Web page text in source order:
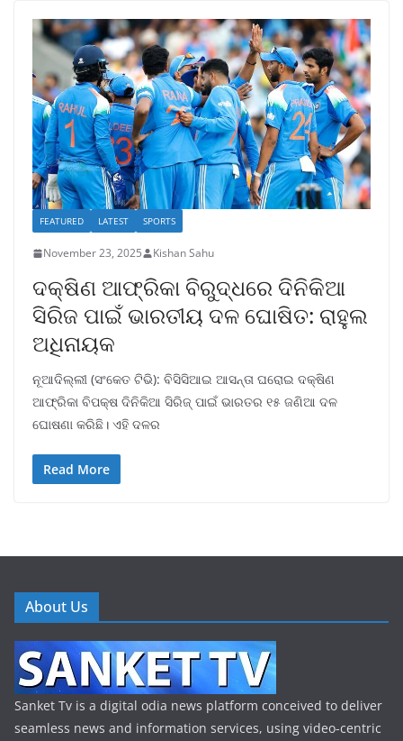
FEATURED LATEST SPORTS
November 23, 2025 Kishan Sahu
ଦକ୍ଷିଣ ଆଫ୍ରିକା ବିରୁଦ୍ଧରେ ଦିନିକିଆ
ସିରିଜ ପାଇଁ ଭାରତୀୟ ଦଳ ଘୋଷିତ: ରାହୁଲ
ଅଧିନାୟକ
ନୂଆଦିଲ୍ଲୀ (ସଂକେତ ଟିଭି): ବିସିସିଆଇ ଆସନ୍ତା ଘରୋଇ ଦକ୍ଷିଣ
ଆଫ୍ରିକା ବିପକ୍ଷ ଦିନିକିଆ ସିରିଜ୍ ପାଇଁ ଭାରତର ୧୫ ଜଣିଆ ଦଳ
ଘୋଷଣା କରିଛି। ଏହି ଦଳର
Read More
About Us
Sanket Tv is a digital odia news platform conceived to deliver
seamless news and information services, using video-centric